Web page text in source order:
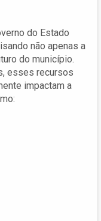
do Estado
não apenas a
do município.
esses recursos
impactam a